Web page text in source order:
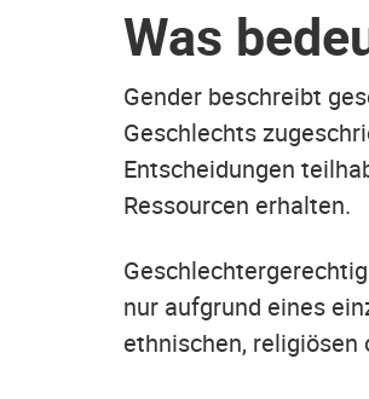
Was
Gender beschreibt
Geschlechts
Entscheidungen
Ressourcen erhalten.
nur aufgrund eines
ethnischen,